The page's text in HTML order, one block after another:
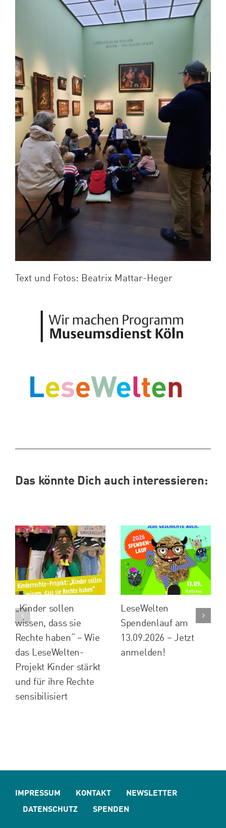
Text und Fotos: Beatrix Mattar-Heger
Das könnte Dich auch interessieren:
„Kinder sollen
wissen, dass sie
Rechte haben“ – Wie
das LeseWelten-
Projekt Kinder stärkt
und für ihre Rechte
sensibilisiert
LeseWelten
Spendenlauf am
13.09.2026 – Jetzt
anmelden!
IMPRESSUM KONTAKT
NEWSLETTER
DATENSCHUTZ
SPENDEN